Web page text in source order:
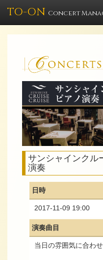
TO-ON Concert
サンシャインクル
演奏
日時
2017-11-09 19:00
演奏曲目
当日の雰囲気に合わ